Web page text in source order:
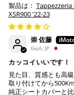
Tappezzeria
XSR900 '22-23
崇 佐藤
Gujō, JP
カッコイいいです！
見た目、質感とも高
取り付けてから
純正シートカバーと